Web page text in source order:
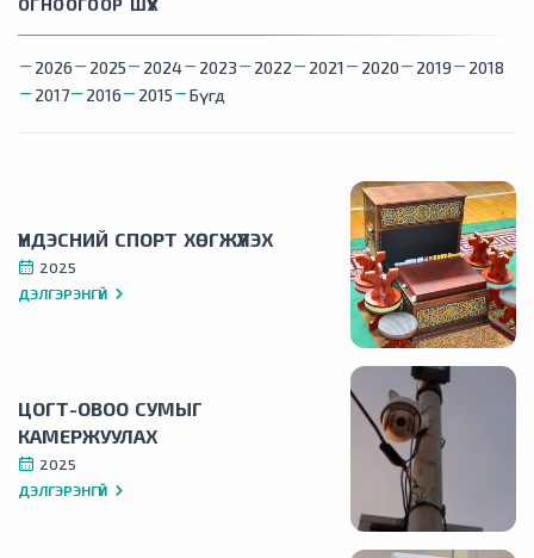
ҮНДЭСНИЙ СПОРТ ХӨГЖҮҮЛЭХ
2025
ДЭЛГЭРЭНГҮЙ
ЦОГТ-ОВОО СУМЫГ
КАМЕРЖУУЛАХ
2025
ДЭЛГЭРЭНГҮЙ
ОГНООГООР ШҮҮХ
2026 2025 2024 2023 2022 2021 2020 2019
2018
2017
2016 2015 Бүгд